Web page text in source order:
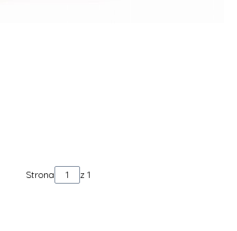
Strona z 1